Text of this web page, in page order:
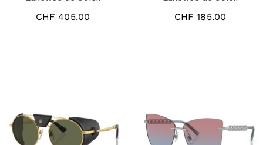
CHF 405.00 CHF 185.00